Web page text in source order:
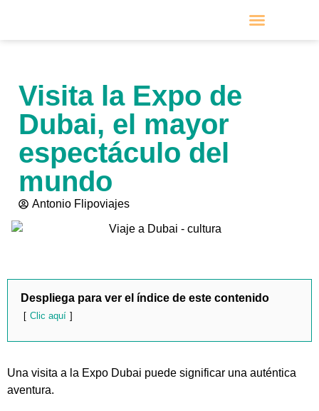
Visita la Expo de
Dubai, el mayor
espectáculo del
mundo
Antonio Flipoviajes
Despliega para ver el índice de este contenido
Clic aquí
Una visita a la Expo Dubai puede significar una auténtica
aventura.